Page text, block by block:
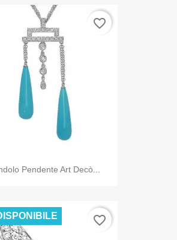
Pendente Art Decò...
favorite_border
favorite_border